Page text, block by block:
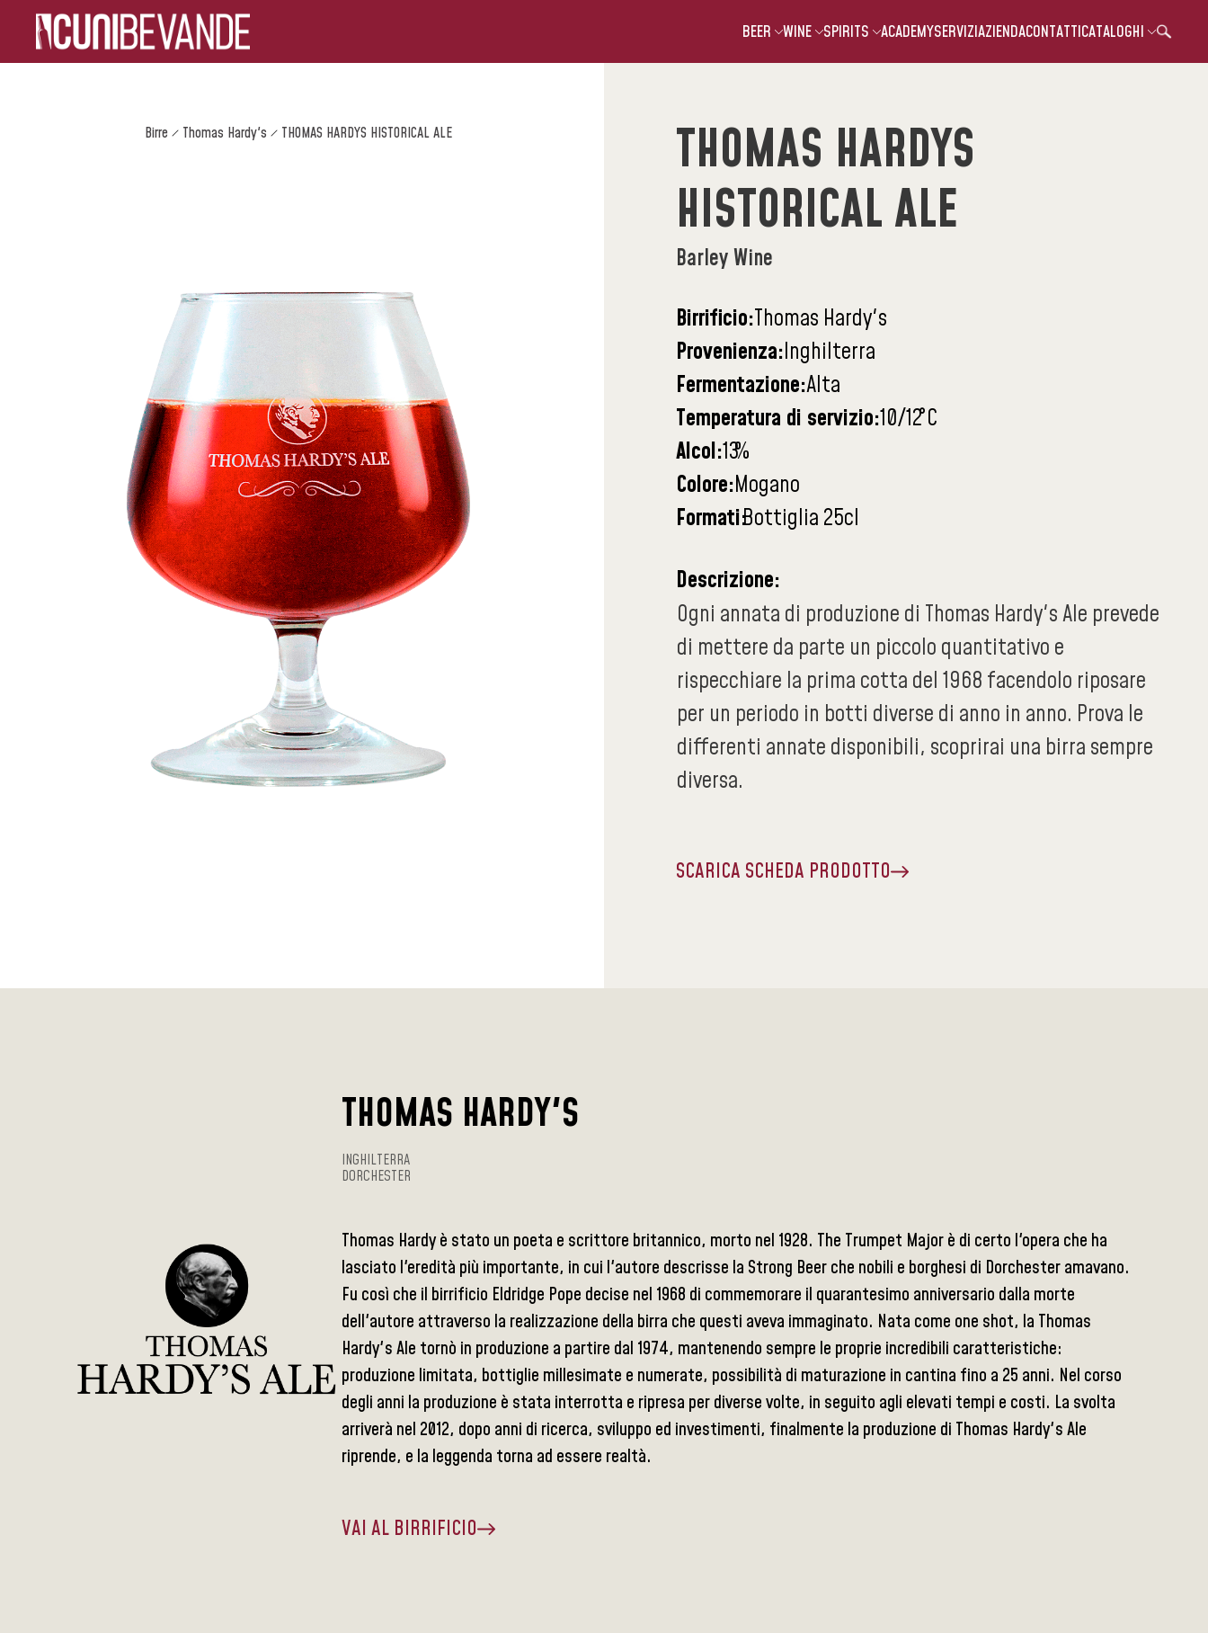
BEER WINE SPIRITS ACADEMYSERVIZIAZIENDACONTATTICATALOGHI
Birre Thomas Hardy's THOMAS HARDYS HISTORICAL ALE
THOMAS HARDYS
HISTORICAL ALE
Barley Wine
Birrificio:Thomas Hardy's
Provenienza:Inghilterra
Fermentazione:Alta
Temperatura di servizio:10/12°C
Alcol:13%
Colore:Mogano
Formati:Bottiglia 25cl
Descrizione:
Ogni annata di produzione di Thomas Hardy's Ale prevede
di mettere da parte un piccolo quantitativo e
rispecchiare la prima cotta del 1968 facendolo riposare
per un periodo in botti diverse di anno in anno. Prova le
differenti annate disponibili, scoprirai una birra sempre
diversa.
SCARICA SCHEDA PRODOTTO
THOMAS HARDY'S
INGHILTERRA
DORCHESTER
Thomas Hardy è stato un poeta e scrittore britannico, morto nel 1928. The Trumpet Major è di certo l'opera che ha
lasciato l'eredità più importante, in cui l'autore descrisse la Strong Beer che nobili e borghesi di Dorchester amavano.
Fu così che il birrificio Eldridge Pope decise nel 1968 di commemorare il quarantesimo anniversario dalla morte
dell'autore attraverso la realizzazione della birra che questi aveva immaginato. Nata come one shot, la Thomas
Hardy's Ale tornò in produzione a partire dal 1974, mantenendo sempre le proprie incredibili caratteristiche:
produzione limitata, bottiglie millesimate e numerate, possibilità di maturazione in cantina fino a 25 anni. Nel corso
degli anni la produzione è stata interrotta e ripresa per diverse volte, in seguito agli elevati tempi e costi. La svolta
arriverà nel 2012, dopo anni di ricerca, sviluppo ed investimenti, finalmente la produzione di Thomas Hardy's Ale
riprende, e la leggenda torna ad essere realtà.
VAI AL BIRRIFICIO